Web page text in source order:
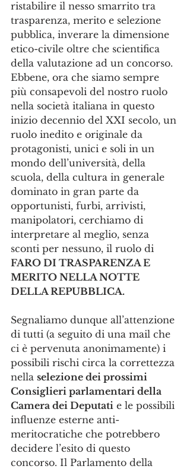
ristabilire il nesso smarrito tra
trasparenza, merito e selezione
pubblica, inverare la dimensione
etico-civile oltre che scientifica
della valutazione ad un concorso.
Ebbene, ora che siamo sempre
più consapevoli del nostro ruolo
nella società italiana in questo
inizio decennio del XXI secolo, un
ruolo inedito e originale da
protagonisti, unici e soli in un
mondo dell’università, della
scuola, della cultura in generale
dominato in gran parte da
opportunisti, furbi, arrivisti,
manipolatori, cerchiamo di
interpretare al meglio, senza
sconti per nessuno, il ruolo di
FARO DI TRASPARENZA E
MERITO NELLA NOTTE
DELLA REPUBBLICA.
Segnaliamo dunque all’attenzione
di tutti (a seguito di una mail che
ci è pervenuta anonimamente) i
possibili rischi circa la correttezza
nella selezione dei prossimi
Consiglieri parlamentari della
Camera dei Deputati e le possibili
influenze esterne anti-
meritocratiche che potrebbero
decidere l’esito di questo
concorso. Il Parlamento della